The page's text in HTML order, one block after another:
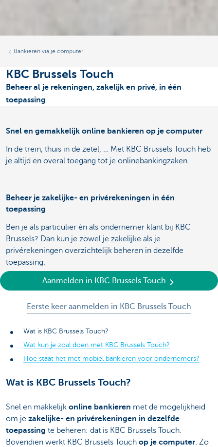
Bankieren via je computer
KBC Brussels Touch
Beheer al je rekeningen, zakelijk en privé, in één
toepassing
Snel en gemakkelijk online bankieren op je computer
In de trein, thuis in de zetel, … Met KBC Brussels Touch heb
je altijd en overal toegang tot je onlinebankingzaken.
Beheer je zakelijke- en privérekeningen in één
toepassing
Ben je als particulier én als ondernemer klant bij KBC
Brussels? Dan kun je zowel je zakelijke als je
privérekeningen overzichtelijk beheren in dezelfde
toepassing.
Aanmelden in KBC Brussels Touch
Eerste keer aanmelden in KBC Brussels Touch
Wat is KBC Brussels Touch?
Wat kun je zoal doen met KBC Brussels Touch?
Hoe staat het met mobiel bankieren voor ondernemers?
Wat is KBC Brussels Touch?
Snel en makkelijk online bankieren met de mogelijkheid
om je zakelijke- en privérekeningen in dezelfde
toepassing te beheren: dat is KBC Brussels Touch.
Bovendien werkt KBC Brussels Touch op je computer. Zo